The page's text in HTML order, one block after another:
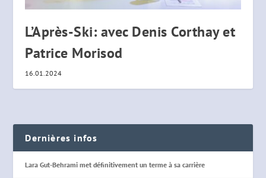
L’Après-Ski: avec Denis Corthay et
Patrice Morisod
16.01.2024
Dernières infos
Lara Gut-Behrami met définitivement un terme à sa carrière